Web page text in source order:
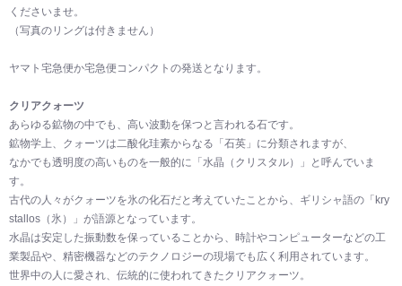
くださいませ。
（写真のリングは付きません）
ヤマト宅急便か宅急便コンパクトの発送となります。
クリアクォーツ
あらゆる鉱物の中でも、高い波動を保つと言われる石です。
鉱物学上、クォーツは二酸化珪素からなる「石英」に分類されますが、
なかでも透明度の高いものを一般的に「水晶（クリスタル）」と呼んでいま
す。
古代の人々がクォーツを氷の化石だと考えていたことから、ギリシャ語の「kry
stallos（氷）」が語源となっています。
水晶は安定した振動数を保っていることから、時計やコンピューターなどの工
業製品や、精密機器などのテクノロジーの現場でも広く利用されています。
世界中の人に愛され、伝統的に使われてきたクリアクォーツ。